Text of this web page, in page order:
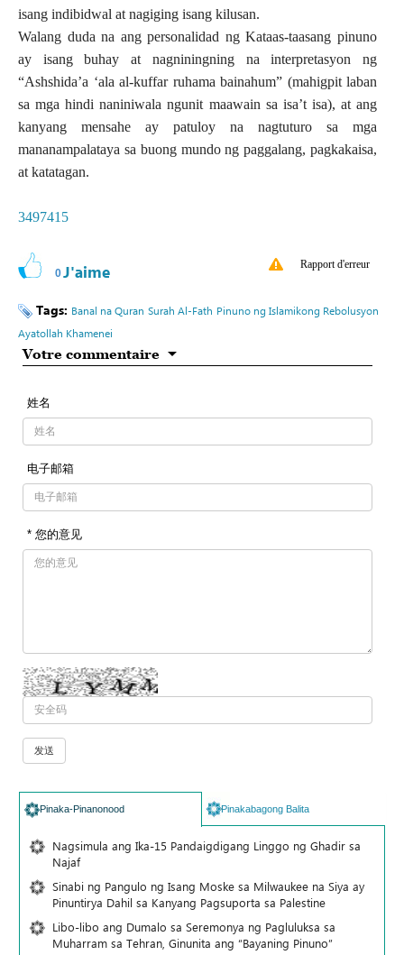
isang indibidwal at nagiging isang kilusan.
Walang duda na ang personalidad ng Kataas-taasang pinuno
ay isang buhay at nagniningning na interpretasyon ng
“Ashshida’a ‘ala al-kuffar ruhama bainahum” (mahigpit laban
sa mga hindi naniniwala ngunit maawain sa isa’t isa), at ang
kanyang mensahe ay patuloy na nagtuturo sa mga
mananampalataya sa buong mundo ng paggalang, pagkakaisa,
at katatagan.
3497415
0J'aime Rapport d'erreur
Tags: Banal na Quran Surah Al-Fath Pinuno ng Islamikong Rebolusyon
Ayatollah Khamenei
Votre commentaire
姓名
电子邮箱
* 您的意见
Pinaka-Pinanonood Pinakabagong Balita
Nagsimula ang Ika-15 Pandaigdigang Linggo ng Ghadir sa
Najaf
Sinabi ng Pangulo ng Isang Moske sa Milwaukee na Siya ay
Pinuntirya Dahil sa Kanyang Pagsuporta sa Palestine
Libo-libo ang Dumalo sa Seremonya ng Pagluluksa sa
Muharram sa Tehran, Ginunita ang “Bayaning Pinuno”